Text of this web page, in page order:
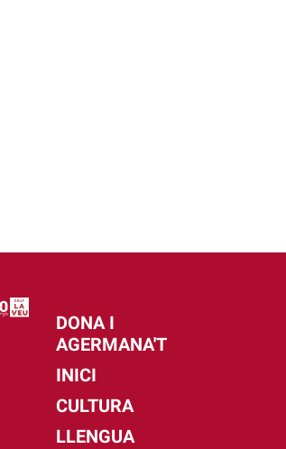
DONA I
AGERMANA'T
INICI
CULTURA
LLENGUA